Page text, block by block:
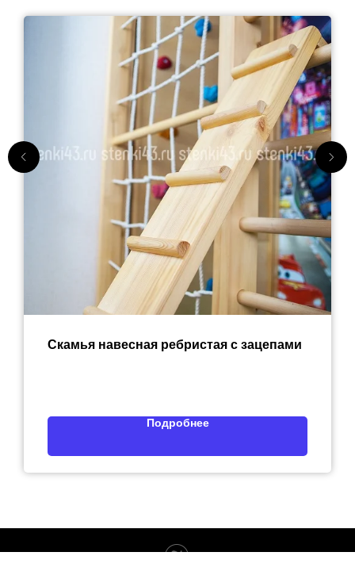
Скамья навесная ребристая с зацепами
Подробнее
Tilda